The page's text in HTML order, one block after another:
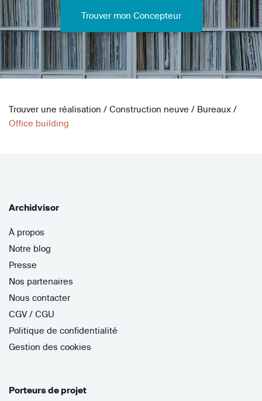
Trouver mon Concepteur
Trouver une réalisation / Construction neuve / Bureaux /
Office building
Archidvisor
À propos
Notre blog
Presse
Nos partenaires
Nous contacter
CGV / CGU
Politique de confidentialité
Gestion des cookies
Porteurs de projet